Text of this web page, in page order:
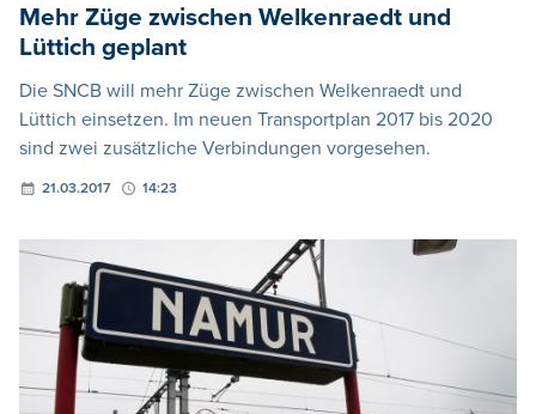
Mehr Züge zwischen Welkenraedt und
Lüttich geplant
Die SNCB will mehr Züge zwischen Welkenraedt und
Lüttich einsetzen. Im neuen Transportplan 2017 bis 2020
sind zwei zusätzliche Verbindungen vorgesehen.
21.03.2017 14:23